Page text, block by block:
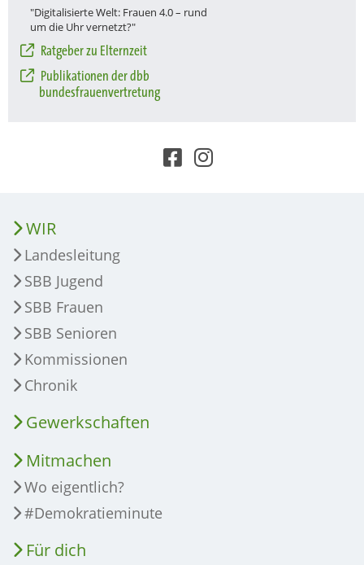
"Digitalisierte Welt: Frauen 4.0 – rund
um die Uhr vernetzt?"
Ratgeber zu Elternzeit
Publikationen der dbb
bundesfrauenvertretung
WIR
Landesleitung
SBB Jugend
SBB Frauen
SBB Senioren
Kommissionen
Chronik
Gewerkschaften
Mitmachen
Wo eigentlich?
#Demokratieminute
Für dich